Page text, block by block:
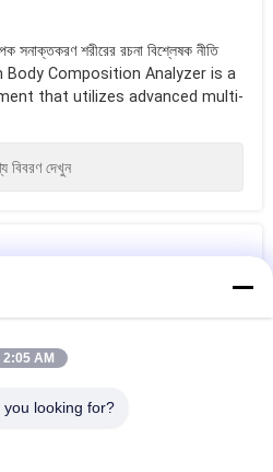
সনাক্তকরণ শরীরের রচনা বিশ্লেষক নীতি
Body Composition Analyzer is a
that utilizes advanced multi-
বিবরণ দেখুন
মেশিন
2:05 AM
looking for?